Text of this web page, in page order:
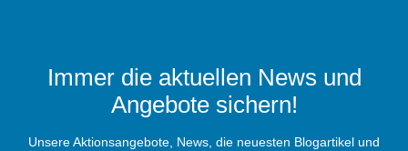
Immer die aktuellen News und
Angebote sichern!
Unsere Aktionsangebote, News, die neuesten Blogartikel und